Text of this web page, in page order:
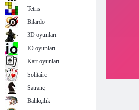
Tetris
Bilardo
3D oyunları
IO oyunları
Kart oyunları
Solitaire
Satranç
Balıkçılık